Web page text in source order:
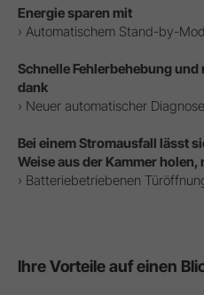
Energie sparen mit
› Automatischem Stand-by-
Schnelle Fehlerbehebung
dank
› Neuer automatischer
Bei einem Stromausfall lässt
Weise aus der Kammer holen,
› Batteriebetriebenen
Ihre Vorteile auf einen